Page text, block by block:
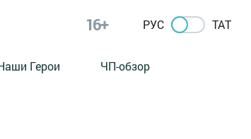
16+ РУС ТАТ
Герои ЧП-обзор